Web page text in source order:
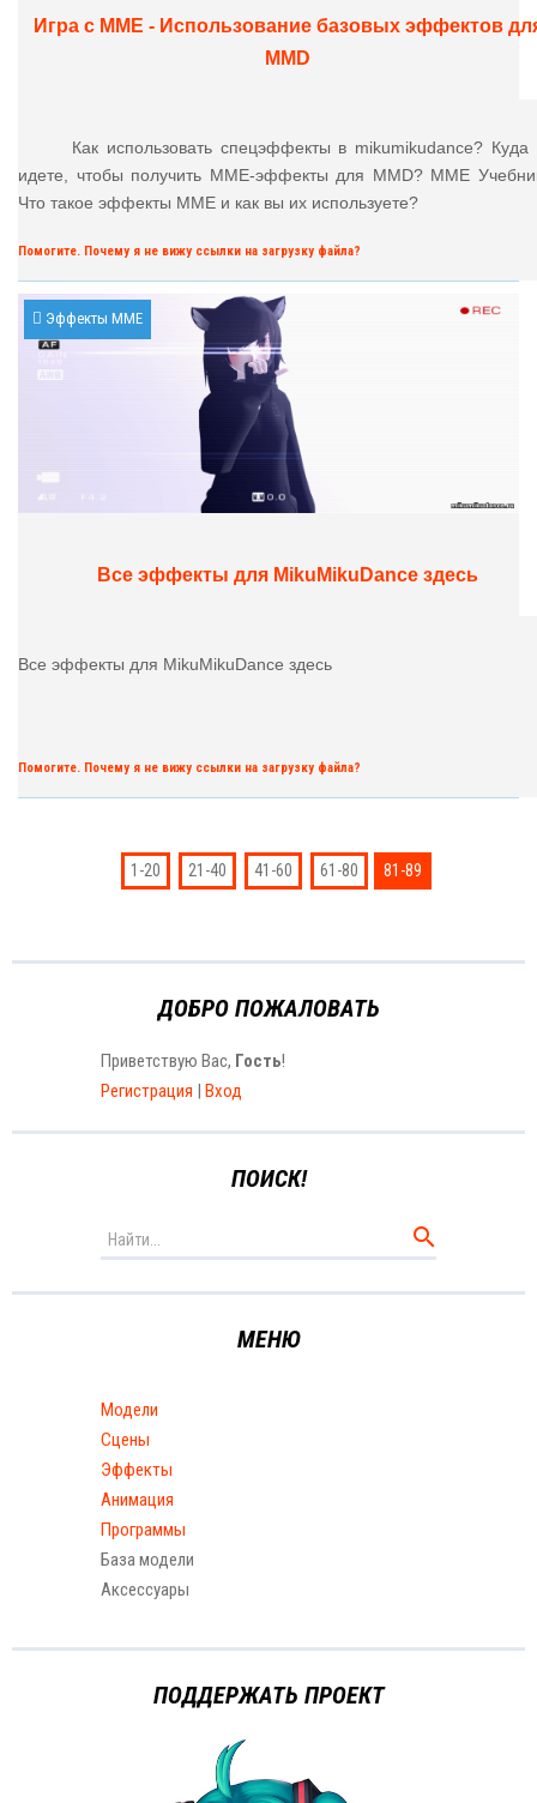
Игра с MME - Использование базовых эффектов
MMD
Как использовать спецэффекты в mikumikudance? Куда
идете, чтобы получить MME-эффекты для MMD? MME
Что такое эффекты MME и как вы их используете?
Помогите. Почему я не вижу ссылки на загрузку файла?
Эффекты MME
Все эффекты для MikuMikuDance здесь
Все эффекты для MikuMikuDance здесь
Помогите. Почему я не вижу ссылки на загрузку файла?
1-20 21-40 41-60 61-80 81-89
ДОБРО ПОЖАЛОВАТЬ
Приветствую Вас, Гость!
Регистрация | Вход
ПОИСК!
МЕНЮ
Модели
Сцены
Эффекты
Анимация
Программы
База модели
Аксессуары
ПОДДЕРЖАТЬ ПРОЕКТ